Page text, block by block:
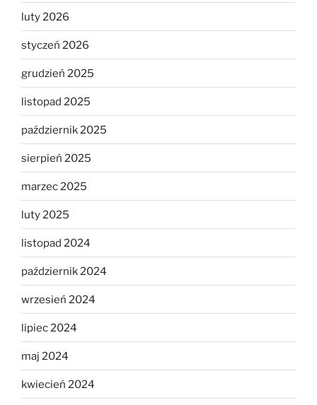
luty 2026
styczeń 2026
grudzień 2025
listopad 2025
październik 2025
sierpień 2025
marzec 2025
luty 2025
listopad 2024
październik 2024
wrzesień 2024
lipiec 2024
maj 2024
kwiecień 2024